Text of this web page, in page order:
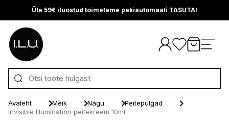
Üle 59€ iluostud toimetame pakiautomaati TASUTA!
Otse sisu juurde
Avaleht Meik Nägu
Peitepulgad
Invisible Illumination peitekreem 10ml